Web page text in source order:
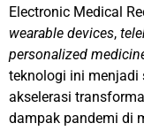
Electronic Medical
wearable devices,
personalized
teknologi ini menjadi
akselerasi
dampak pandemi di